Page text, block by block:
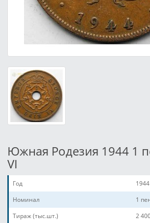
Южная Родезия 1944 1
VI
Год
1944
Номинал
1
Тираж (тыс.шт.)
2